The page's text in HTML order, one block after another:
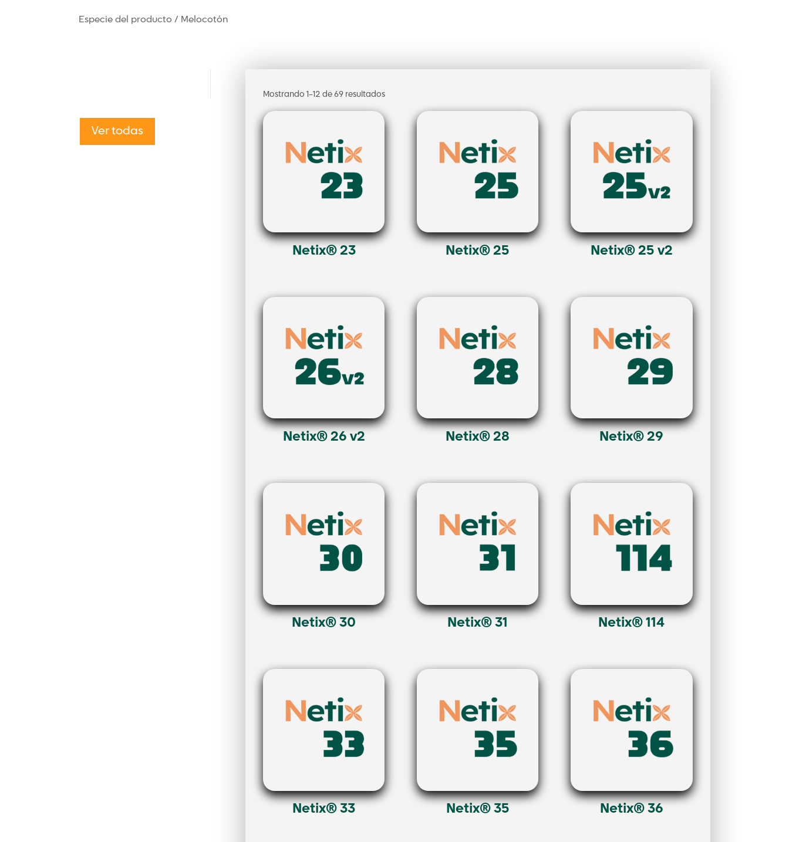
Especie del producto / Melocotón
Ver todas
Mostrando 1–12 de 69 resultadosOrdenado
los
Netix® 23 Netix® 25 Netix® 25 v2
Netix® 26 v2 Netix® 28 Netix® 29
Netix® 30 Netix® 31 Netix® 114
Netix® 33 Netix® 35 Netix® 36